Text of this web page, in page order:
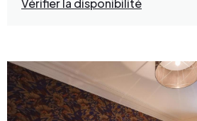
Vérifier la disponibilité